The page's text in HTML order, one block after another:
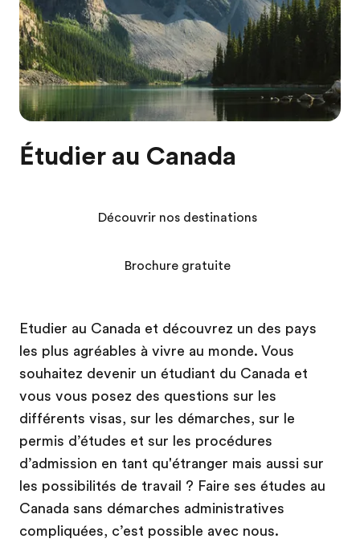
EF recrute
Rejoignez nos équipes
Étudier au Canada
Etudier au Canada et découvrez un des pays
les plus agréables à vivre au monde. Vous
souhaitez devenir un étudiant du Canada et
vous vous posez des questions sur les
différents visas, sur les démarches, sur le
permis d’études et sur les procédures
d’admission en tant qu'étranger mais aussi sur
les possibilités de travail ? Faire ses études au
Canada sans démarches administratives
compliquées, c’est possible avec nous.
Découvrir nos destinations
Brochure gratuite